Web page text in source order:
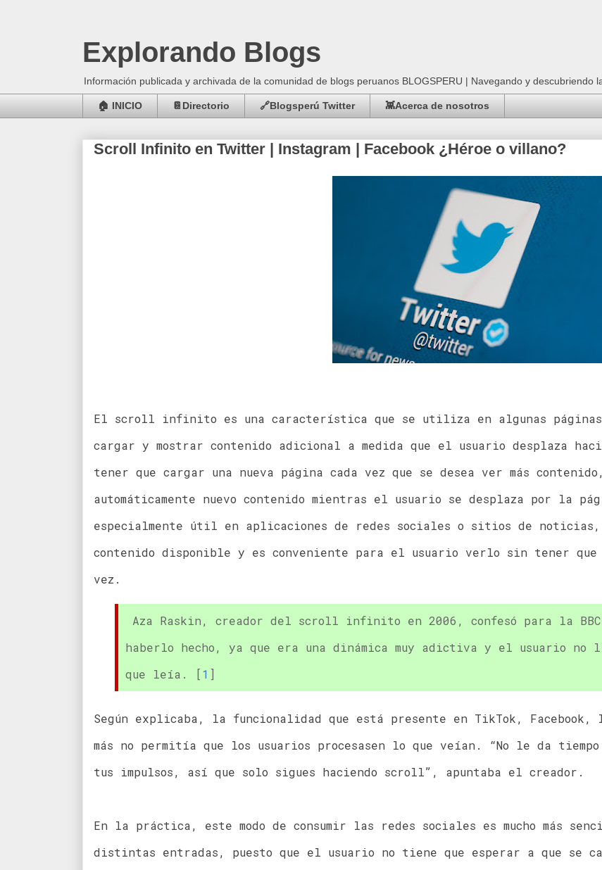
Explorando Blogs
Información publicada y archivada de la comunidad de blogs peruanos BLOGSPERU | Navegando y descubriendo
🏠 INICIO 📔Directorio 🔗Blogsperú Twitter 👾Acerca de nosotros
Scroll Infinito en Twitter | Instagram | Facebook ¿Héroe o villano?
El scroll infinito es una característica que se utiliza en algunas páginas
cargar y mostrar contenido adicional a medida que el usuario desplaza
tener que cargar una nueva página cada vez que se desea ver más
automáticamente nuevo contenido mientras el usuario se desplaza por la
especialmente útil en aplicaciones de redes sociales o sitios de noticias,
contenido disponible y es conveniente para el usuario verlo sin tener
vez.
Aza Raskin, creador del scroll infinito en 2006, confesó para la
haberlo hecho, ya que era una dinámica muy adictiva y el usuario no
que leía. [1 ]
Según explicaba, la funcionalidad que está presente en TikTok,
más no permitía que los usuarios procesasen lo que veían. “No le da
tus impulsos, así que solo sigues haciendo scroll”, apuntaba el creador.
En la práctica, este modo de consumir las redes sociales es mucho más
distintas entradas, puesto que el usuario no tiene que esperar a que se